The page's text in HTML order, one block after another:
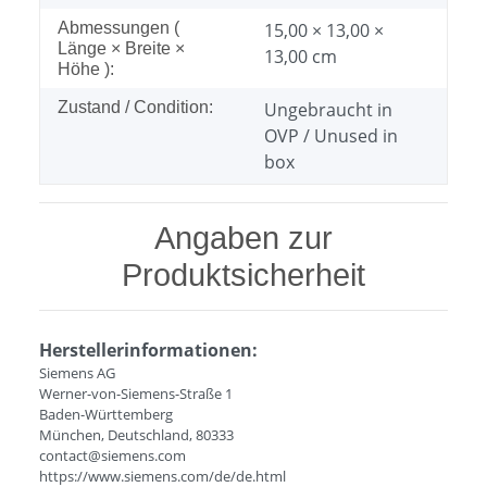
Abmessungen (
Länge × Breite ×
Höhe ):
15,00 × 13,00 ×
13,00 cm
Zustand / Condition:
Ungebraucht in
OVP / Unused in
box
Angaben zur
Produktsicherheit
Herstellerinformationen:
Siemens AG
Werner-von-Siemens-Straße 1
Baden-Württemberg
München, Deutschland, 80333
contact@siemens.com
https://www.siemens.com/de/de.html